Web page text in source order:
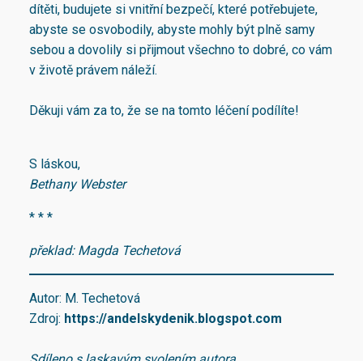
dítěti, budujete si vnitřní bezpečí, které potřebujete,
abyste se osvobodily, abyste mohly být plně samy
sebou a dovolily si přijmout všechno to dobré, co vám
v životě právem náleží.
Děkuji vám za to, že se na tomto léčení podílíte!
S láskou,
Bethany Webster
* * *
překlad: Magda Techetová
Autor: M. Techetová
Zdroj: https://andelskydenik.blogspot.com